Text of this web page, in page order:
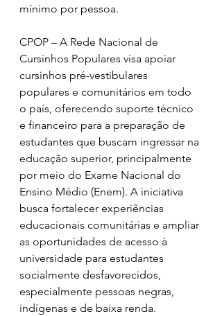
mínimo por pessoa.
CPOP – A Rede Nacional de
Cursinhos Populares visa apoiar
cursinhos pré-vestibulares
populares e comunitários em todo
o país, oferecendo suporte técnico
e financeiro para a preparação de
estudantes que buscam ingressar na
educação superior, principalmente
por meio do Exame Nacional do
Ensino Médio (Enem). A iniciativa
busca fortalecer experiências
educacionais comunitárias e ampliar
as oportunidades de acesso à
universidade para estudantes
socialmente desfavorecidos,
especialmente pessoas negras,
indígenas e de baixa renda.